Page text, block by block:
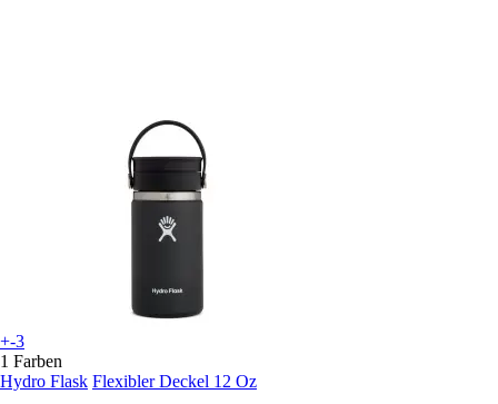
+-3
1 Farben
Hydro Flask Flexibler Deckel 12 Oz